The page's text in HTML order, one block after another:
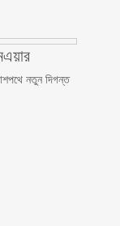
নতুন দিগন্ত